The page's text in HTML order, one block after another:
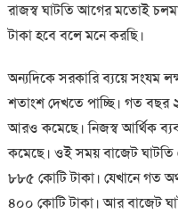
রাজস্ব ঘাটতি আগের মতোই
টাকা হবে বলে মনে করছি।
অন্যদিকে সরকারি ব্যয়ে সংযম
শতাংশ দেখতে পাচ্ছি। গত বছর
আরও কমেছে। নিজস্ব আর্থিক
কমেছে। ওই সময় বাজেট ঘাটতি
৮৮৫ কোটি টাকা। যেখানে গত
৪০০ কোটি টাকা। আর বাজেট